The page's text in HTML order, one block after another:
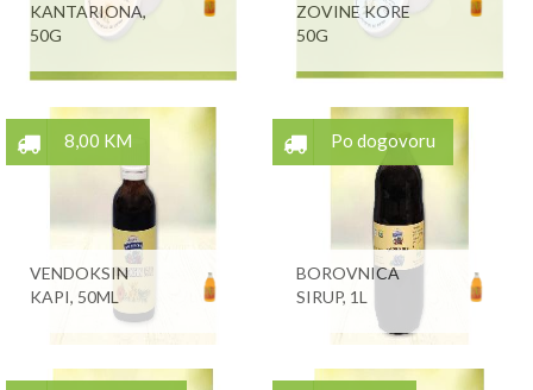
KANTARIONA,
50G
ZOVINE KORE
50G
8,00 KM
VENDOKSIN
KAPI, 50ML
Po dogovoru
BOROVNICA
SIRUP, 1L